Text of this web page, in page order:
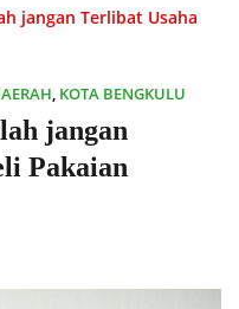
jangan Terlibat Usaha
, KOTA BENGKULU
jangan
Pakaian